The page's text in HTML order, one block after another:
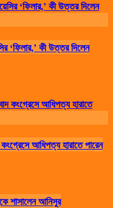
কী উত্তর দিলেন
কংগ্রেসে আধিপত্য হারাতে পারেন